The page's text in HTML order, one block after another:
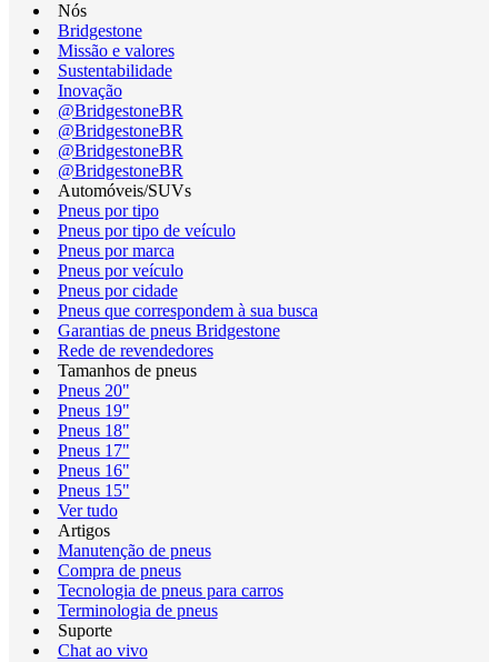
Nós
Bridgestone
Missão e valores
Sustentabilidade
Inovação
@BridgestoneBR
@BridgestoneBR
@BridgestoneBR
@BridgestoneBR
Automóveis/SUVs
Pneus por tipo
Pneus por tipo de veículo
Pneus por marca
Pneus por veículo
Pneus por cidade
Pneus que correspondem à sua busca
Garantias de pneus Bridgestone
Rede de revendedores
Tamanhos de pneus
Pneus 20"
Pneus 19"
Pneus 18"
Pneus 17"
Pneus 16"
Pneus 15"
Ver tudo
Artigos
Manutenção de pneus
Compra de pneus
Tecnologia de pneus para carros
Terminologia de pneus
Suporte
Chat ao vivo